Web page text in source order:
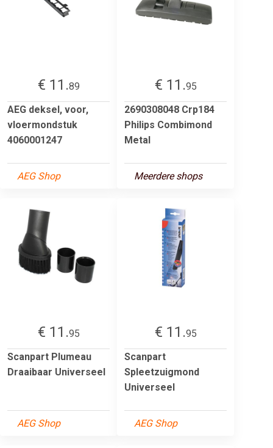
€ 11.89
AEG deksel, voor,
vloermondstuk
4060001247
AEG Shop
€ 11.95
2690308048 Crp184
Philips Combimond
Metal
Meerdere shops
€ 11.95
Scanpart Plumeau
Draaibaar Universeel
AEG Shop
€ 11.95
Scanpart
Spleetzuigmond
Universeel
AEG Shop